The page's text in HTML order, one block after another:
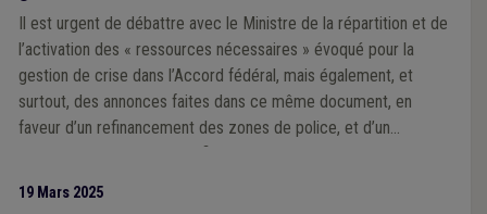
Il est urgent de débattre avec le Ministre de la répartition et de
l’activation des « ressources nécessaires » évoqué pour la
gestion de crise dans l’Accord fédéral, mais également, et
surtout, des annonces faites dans ce même document, en
faveur d’un refinancement des zones de police, et d’un
rééquilibrage « 50/50 » du financement des zones de secours.
19 Mars 2025